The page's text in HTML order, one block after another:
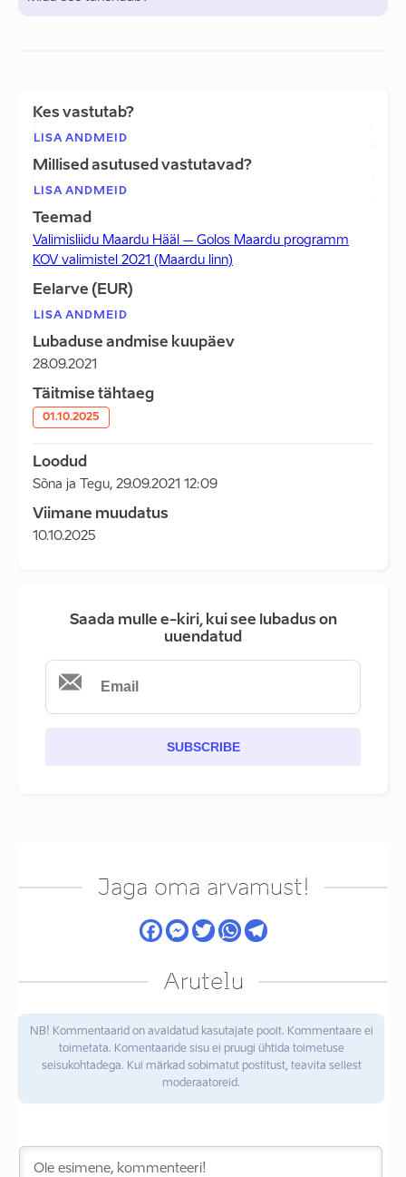
Kes vastutab?
LISA ANDMEID
Millised asutused vastutavad?
LISA ANDMEID
Teemad
Valimisliidu Maardu Hääl – Golos Maardu programm
KOV valimistel 2021 (Maardu linn)
Eelarve (EUR)
LISA ANDMEID
Lubaduse andmise kuupäev
28.09.2021
Täitmise tähtaeg
01.10.2025
Loodud
Sõna ja Tegu, 29.09.2021 12:09
Viimane muudatus
10.10.2025
Saada mulle e-kiri, kui see lubadus on
uuendatud
SUBSCRIBE
Jaga oma arvamust!
Arutelu
NB! Kommentaarid on avaldatud kasutajate poolt. Kommentaare ei
toimetata. Komentaaride sisu ei pruugi ühtida toimetuse
seisukohtadega. Kui märkad sobimatut postitust, teavita sellest
moderaatoreid.